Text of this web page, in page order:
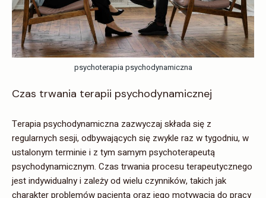
psychoterapia psychodynamiczna
Czas trwania terapii psychodynamicznej
Terapia psychodynamiczna zazwyczaj składa się z
regularnych sesji, odbywających się zwykle raz w tygodniu, w
ustalonym terminie i z tym samym psychoterapeutą
psychodynamicznym. Czas trwania procesu terapeutycznego
jest indywidualny i zależy od wielu czynników, takich jak
charakter problemów pacjenta oraz jego motywacja do pracy